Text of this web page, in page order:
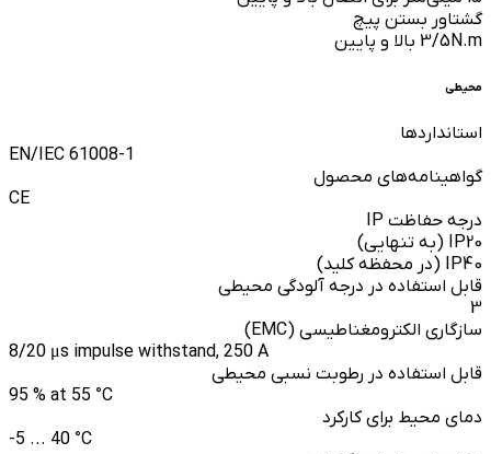
گشتاور بستن پیچ
3/5N.m بالا و پایین
محیطی
استانداردها
EN/IEC 61008-1
گواهینامه‌های محصول
CE
درجه حفاظت IP
IP20 (به تنهایی)
IP40 (در محفظه کلید)
قابل استفاده در درجه آلودگی محیطی
3
سازگاری الکترومغناطیسی (EMC)
8/20 μs impulse withstand, 250 A
قابل استفاده در رطوبت نسبی محیطی
95 % at 55 °C
دمای محیط برای کارکرد
-5 ... 40 °C